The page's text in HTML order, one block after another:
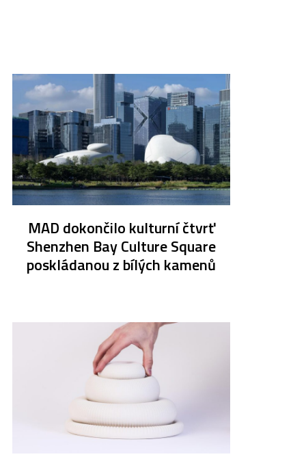
MAD dokončilo kulturní čtvrť
Shenzhen Bay Culture Square
poskládanou z bílých kamenů